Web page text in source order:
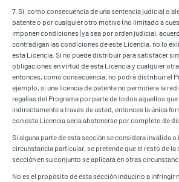
7. Si, como consecuencia de una sentencia judicial o
patente o por cualquier otro motivo (no limitado a
imponen condiciones (ya sea por orden judicial,
contradigan las condiciones de este Licencia, no lo
esta Licencia. Si no puede distribuir para satisfacer
obligaciones en virtud de esta Licencia y cualquier
entonces, como consecuencia, no podrá distribuir el
ejemplo, si una licencia de patente no permitiera la
regalías del Programa por parte de todos aquellos
indirectamente a través de usted, entonces la única
con esta Licencia sería abstenerse por completo de
Si alguna parte de esta sección se considera inválida
circunstancia particular, se pretende que el resto de la
sección en su conjunto se aplicará en otras
No es el propósito de esta sección inducirlo a infringir